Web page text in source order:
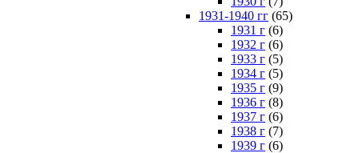
1931-1940 гг (65)
1931 г (6)
1932 г (6)
1933 г (5)
1934 г (5)
1935 г (9)
1936 г (8)
1937 г (6)
1938 г (7)
1939 г (6)